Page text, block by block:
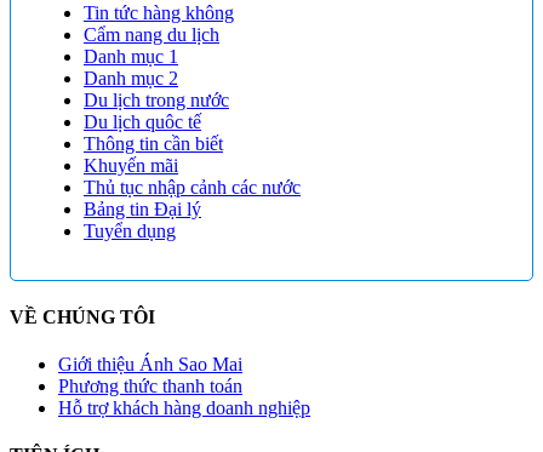
Tin tức hàng không
Cẩm nang du lịch
Danh mục 1
Danh mục 2
Du lịch trong nước
Du lịch quôc tế
Thông tin cần biết
Khuyến mãi
Thủ tục nhập cảnh các nước
Bảng tin Đại lý
Tuyển dụng
VỀ CHÚNG TÔI
Giới thiệu Ánh Sao Mai
Phương thức thanh toán
Hỗ trợ khách hàng doanh nghiệp